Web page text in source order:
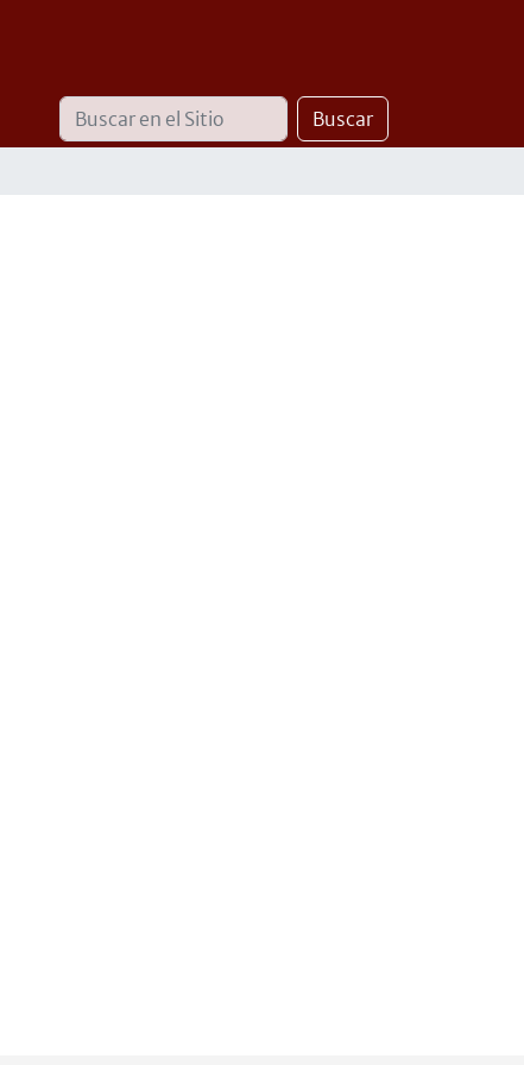
Buscar Buscar
Búsqueda
Avanzada…